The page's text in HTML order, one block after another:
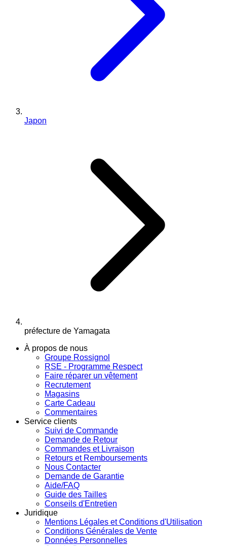
Japon
préfecture de Yamagata
À propos de nous
Groupe Rossignol
RSE - Programme Respect
Faire réparer un vêtement
Recrutement
Magasins
Carte Cadeau
Commentaires
Service clients
Suivi de Commande
Demande de Retour
Commandes et Livraison
Retours et Remboursements
Nous Contacter
Demande de Garantie
Aide/FAQ
Guide des Tailles
Conseils d'Entretien
Juridique
Mentions Légales et Conditions d'Utilisation
Conditions Générales de Vente
Données Personnelles